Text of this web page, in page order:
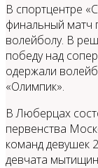
В спортцентре
финальный матч
волейболу. В
победу над
одержали
«Олимпик».
В Люберцах
первенства
команд девушек
девчата